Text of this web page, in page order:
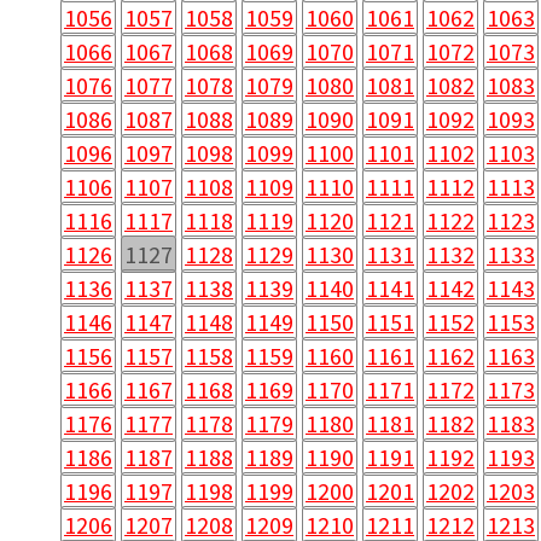
1056 1057 1058 1059 1060 1061 1062 1063
1066 1067 1068 1069 1070 1071 1072 1073
1076 1077 1078 1079 1080 1081 1082 1083
1086 1087 1088 1089 1090 1091 1092 1093
1096 1097 1098 1099 1100 1101 1102 1103
1106 1107 1108 1109 1110 1111 1112 1113
1116 1117 1118 1119 1120 1121 1122 1123
1126 1127 1128 1129 1130 1131 1132 1133
1136 1137 1138 1139 1140 1141 1142 1143
1146 1147 1148 1149 1150 1151 1152 1153
1156 1157 1158 1159 1160 1161 1162 1163
1166 1167 1168 1169 1170 1171 1172 1173
1176 1177 1178 1179 1180 1181 1182 1183
1186 1187 1188 1189 1190 1191 1192 1193
1196 1197 1198 1199 1200 1201 1202 1203
1206 1207 1208 1209 1210 1211 1212 1213